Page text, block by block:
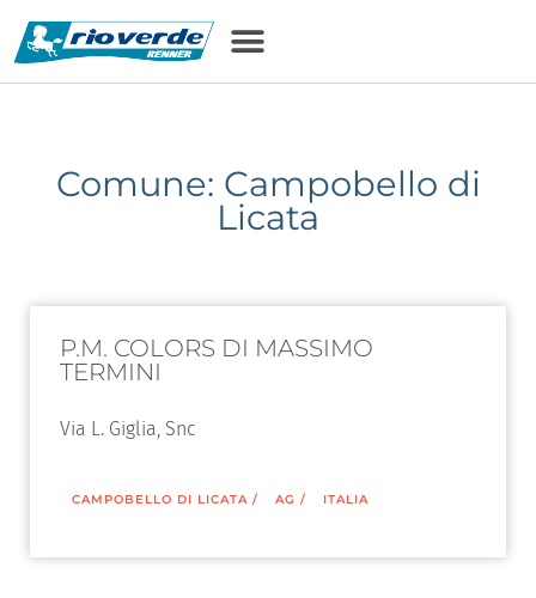
Comune: Campobello di
Licata
P.M. COLORS DI MASSIMO
TERMINI
Via L. Giglia, Snc
CAMPOBELLO DI LICATA / AG / ITALIA